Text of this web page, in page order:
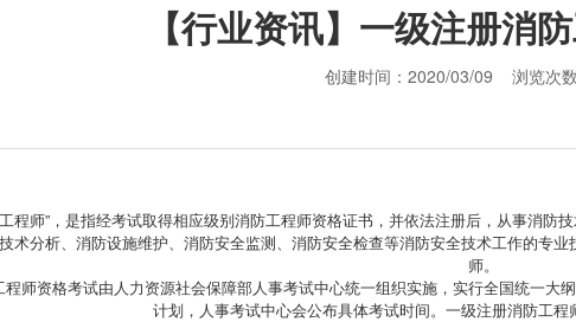
【行业资讯】一级注册消
创建时间：2020/03/09 浏览次
程师”，是指经考试取得相应级别消防工程师资格证书，并依法注册后，从事消
术分析、消防设施维护、消防安全监测、消防安全检查等消防安全技术工作的专
师。
师资格考试由人力资源社会保障部人事考试中心统一组织实施，实行全国统一
计划，人事考试中心会公布具体考试时间。一级注册消防工程